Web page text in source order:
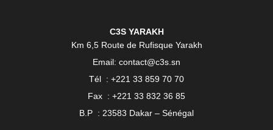
C3S YARAKH
Km 6,5 Route de Rufisque Yarakh
Email: contact@c3s.sn
Tél : +221 33 859 70 70
Fax : +221 33 832 36 85
B.P : 23583 Dakar – Sénégal